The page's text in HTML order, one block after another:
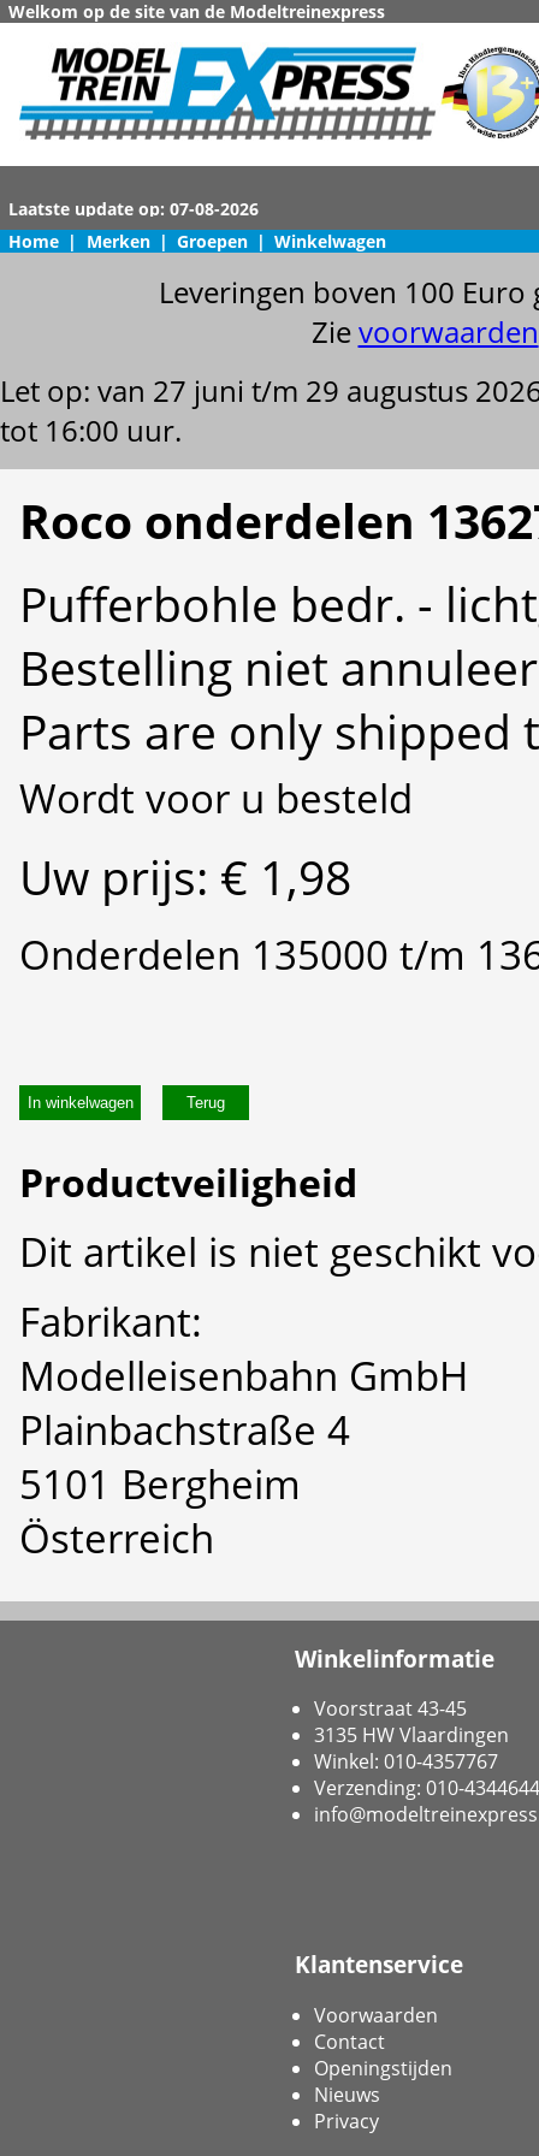
Welkom op de site van de Modeltreinexpress
Home | Merken | Groepen | Winkelwagen
Leveringen boven 100
Zievoorwaarden
Let op: van 27 juni t/m 29 augustus
tot 16:00 uur.
Roco onderdelen
Pufferbohle bedr. -
Bestelling niet
Parts are only shipped
Wordt voor u besteld
Uw prijs: € 1,98
Onderdelen 135000 t/m
In winkelwagen
Productveiligheid
Dit artikel is niet geschikt
Fabrikant:
Modelleisenbahn GmbH
Plainbachstraße 4
5101 Bergheim
Österreich
Winkelinformatie
Voorstraat 43-45
3135 HW Vlaardingen
Winkel: 010-4357767
Verzending: 010-4344644
Klantenservice
Voorwaarden
Contact
Openingstijden
Nieuws
Privacy